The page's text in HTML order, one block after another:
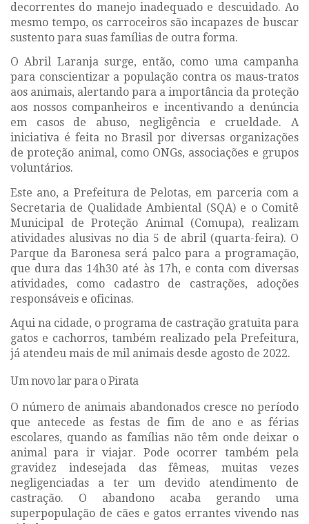
decorrentes do manejo inadequado e descuidado. Ao
mesmo tempo, os carroceiros são incapazes de buscar
sustento para suas famílias de outra forma.
O Abril Laranja surge, então, como uma campanha
para conscientizar a população contra os maus-tratos
aos animais, alertando para a importância da proteção
aos nossos companheiros e incentivando a denúncia
em casos de abuso, negligência e crueldade. A
iniciativa é feita no Brasil por diversas organizações
de proteção animal, como ONGs, associações e grupos
voluntários.
Este ano, a Prefeitura de Pelotas, em parceria com a
Secretaria de Qualidade Ambiental (SQA) e o Comitê
Municipal de Proteção Animal (Comupa), realizam
atividades alusivas no dia 5 de abril (quarta-feira). O
Parque da Baronesa será palco para a programação,
que dura das 14h30 até às 17h, e conta com diversas
atividades, como cadastro de castrações, adoções
responsáveis e oficinas.
Aqui na cidade, o programa de castração gratuita para
gatos e cachorros, também realizado pela Prefeitura,
já atendeu mais de mil animais desde agosto de 2022.
Um novo lar para o Pirata
O número de animais abandonados cresce no período
que antecede as festas de fim de ano e as férias
escolares, quando as famílias não têm onde deixar o
animal para ir viajar. Pode ocorrer também pela
gravidez indesejada das fêmeas, muitas vezes
negligenciadas a ter um devido atendimento de
castração. O abandono acaba gerando uma
superpopulação de cães e gatos errantes vivendo nas